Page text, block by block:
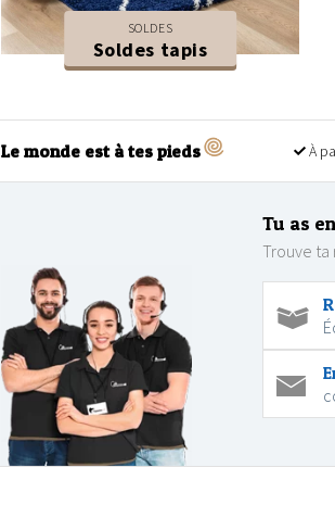
SOLDES
Soldes tapis
Le monde est à tes pieds À
Tu as
Trouve